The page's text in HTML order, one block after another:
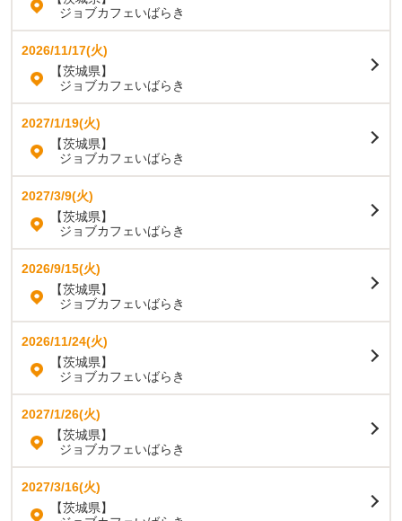
ジョブカフェいばらき
2026/11/17(火)
【茨城県】
ジョブカフェいばらき
2027/1/19(火)
【茨城県】
ジョブカフェいばらき
2027/3/9(火)
【茨城県】
ジョブカフェいばらき
2026/9/15(火)
【茨城県】
ジョブカフェいばらき
2026/11/24(火)
【茨城県】
ジョブカフェいばらき
2027/1/26(火)
【茨城県】
ジョブカフェいばらき
2027/3/16(火)
【茨城県】